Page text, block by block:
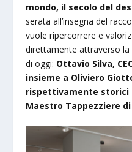
mondo, il secolo del
serata all’insegna del
vuole ripercorrere e
direttamente attraverso
di oggi: Ottavio Silva,
insieme a Oliviero
rispettivamente storici
Maestro Tappezziere